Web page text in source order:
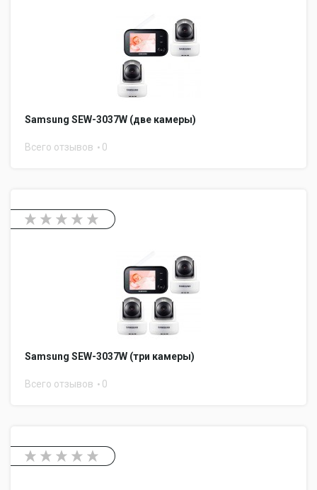
Samsung SEW-3037W (две камеры)
Всего отзывов 0
Samsung SEW-3037W (три камеры)
Всего отзывов 0